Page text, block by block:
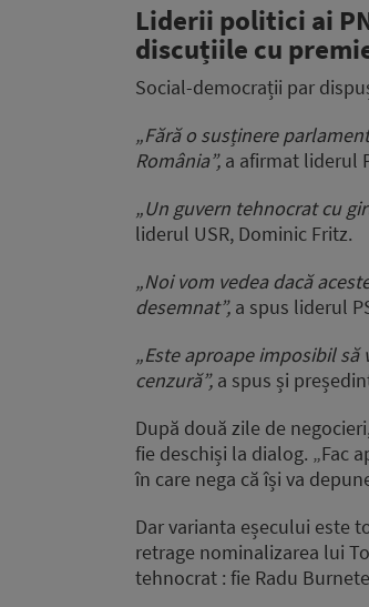
Liderii politici ai
discuțiile cu
Social-democrații par
„Fără o susținere
România”, a afirmat liderul
„Un guvern tehnocrat cu
liderul USR, Dominic Fritz.
„Noi vom vedea dacă
desemnat”, a spus liderul
„Este aproape imposibil
cenzură”, a spus și
După două zile de
fie deschiși la dialog. „Fac
în care nega că își va
Dar varianta eșecului este
retrage nominalizarea lui
tehnocrat : fie Radu